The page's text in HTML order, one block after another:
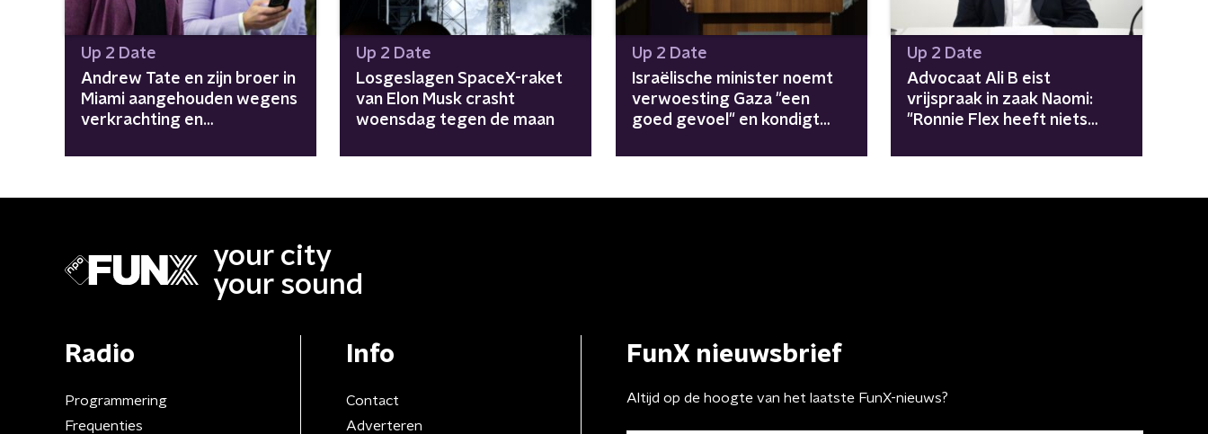
Up 2 Date
Andrew Tate en zijn broer in
Miami aangehouden wegens
verkrachting en
Up 2 Date
Losgeslagen SpaceX-raket
van Elon Musk crasht
woensdag tegen de maan
Up 2 Date
Israëlische minister noemt
verwoesting Gaza "een
goed gevoel" en kondigt
Up 2 Date
Advocaat Ali B eist
vrijspraak in zaak Naomi:
"Ronnie Flex heeft niets
your city
your sound
Radio
Programmering
Frequenties
Info
Contact
Adverteren
FunX nieuwsbrief
Altijd op de hoogte van het laatste FunX-nieuws?